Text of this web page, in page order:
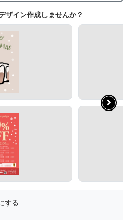
ザイン作成しませんか？
する